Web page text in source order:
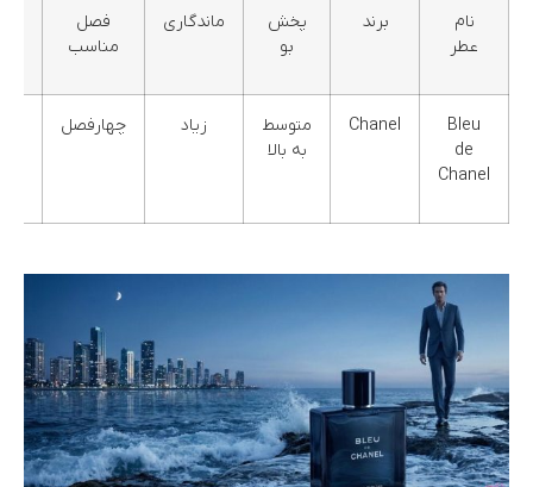
نام
عطر
برند
پخش
بو
ماندگاری
فصل
مناسب
Bleu
de
Chanel
Chanel
متوسط
به بالا
زیاد چهارفصل